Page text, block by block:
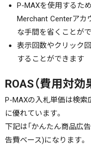
P-MAXを使用するた
Merchant Centerアカ
な手間を省くことが
表示回数やクリック
することができます
ROAS（費用対効
P-MAXの入札単価は検索
に優れています。
下記は「かんたん商品広
告費ベース)になります。